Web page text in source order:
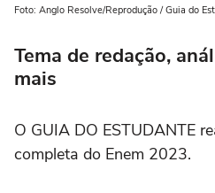
Foto: Anglo Resolve/Reprodução / Guia do
Tema de redação,
mais
O GUIA DO ESTUDANTE
completa do Enem 2023.